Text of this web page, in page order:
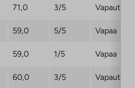
71,0 3/5
59,0 5/5 Vapaa
59,0 1/5 Vapaa
60,0 3/5